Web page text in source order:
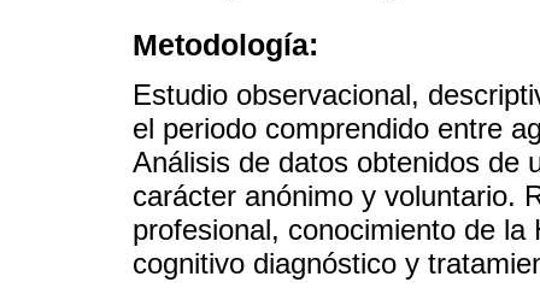
Metodología:
Estudio observacional,
el periodo comprendido entre
Análisis de datos obtenidos de
carácter anónimo y voluntario.
profesional, conocimiento de
cognitivo diagnóstico y